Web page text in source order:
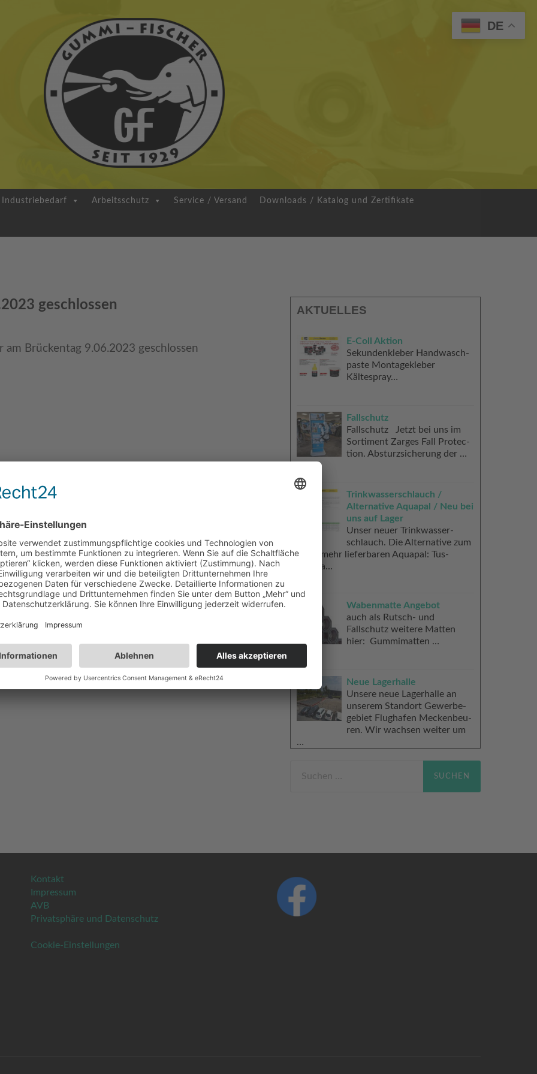
Industriebedarf Arbeitsschutz Service / Versand Downloads / Katalog und Zertifikate
geschlossen
Brü­cken­tag 9.06.2023 geschlossen
AKTUELLES
E‑Coll Aktion
Sekun­den­kle­ber Hand­wasch­
pas­te Mon­ta­ge­kle­ber
Kältespray…
Fallschutz
Fall­schutz Jetzt bei uns im
Sor­ti­ment Zar­ges Fall Pro­tec­
tion. Absturz­si­che­rung der …
Trinkwasserschlauch /
Alternative Aquapal / Neu bei
uns auf Lager
Unser neu­er Trink­was­ser­
schlauch. Die Alter­na­ti­ve zum
nicht mehr lie­fer­ba­ren Aquapal: Tus­
il Aqua…
Wabenmatte Angebot
auch als Rutsch- und
Fallschutz wei­te­re Mat­ten
hier: Gummimatten …
Neue Lagerhalle
Unse­re neue Lager­hal­le an
unse­rem Stand­ort Gewer­be­
ge­biet Flug­ha­fen Mecken­beu­
ren. Wir wach­sen wei­ter um
…
nach:
Kontakt
Impressum
AVB
Privatsphäre und Datenschutz
Cookie-Einstellungen
DE